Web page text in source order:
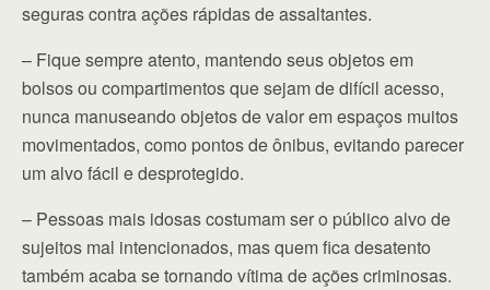
seguras contra ações rápidas de assaltantes.
– Fique sempre atento, mantendo seus objetos em
bolsos ou compartimentos que sejam de difícil acesso,
nunca manuseando objetos de valor em espaços muitos
movimentados, como pontos de ônibus, evitando parecer
um alvo fácil e desprotegido.
– Pessoas mais idosas costumam ser o público alvo de
sujeitos mal intencionados, mas quem fica desatento
também acaba se tornando vítima de ações criminosas.